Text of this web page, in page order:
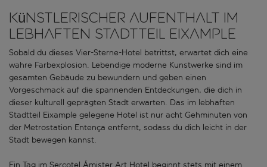
Künstlerischer Aufenthalt im
lebhaften Stadtteil Eixample
Sobald du dieses Vier-Sterne-Hotel betrittst, erwartet dich eine
wahre Farbexplosion. Lebendige moderne Kunstwerke sind im
gesamten Gebäude zu bewundern und geben einen
Vorgeschmack auf die spannenden Entdeckungen, die dich in
dieser kulturell geprägten Stadt erwarten. Das im lebhaften
Stadtteil Eixample gelegene Hotel ist nur acht Gehminuten von
der Metrostation Entença entfernt, sodass du dich leicht in der
Stadt bewegen kannst.